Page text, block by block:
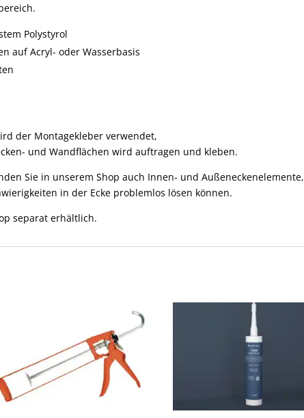
Polystyrol
auf Acryl- oder Wasserbasis
der Montagekleber verwendet,
und Wandflächen wird auftragen und kleben.
Sie in unserem Shop auch Innen- und Außeneckenelemente,
in der Ecke problemlos lösen können.
separat erhältlich.